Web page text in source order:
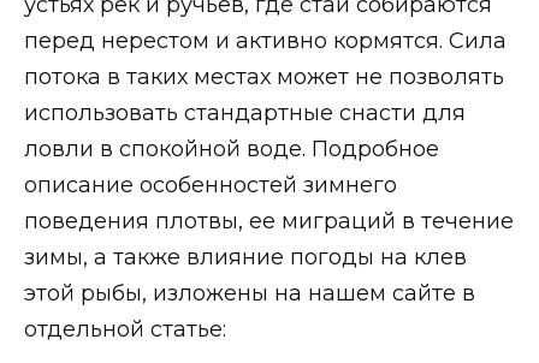
перед нерестом и активно кормятся. Сила
потока в таких местах может не позволять
использовать стандартные снасти для
ловли в спокойной воде. Подробное
описание особенностей зимнего
поведения плотвы, ее миграций в течение
зимы, а также влияние погоды на клев
этой рыбы, изложены на нашем сайте в
отдельной статье: